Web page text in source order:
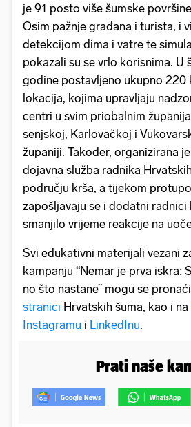
je 91 posto više šumske
Osim pažnje građana i turista, i
detekcijom dima i vatre te
pokazali su se vrlo korisnima. U
godine postavljeno ukupno 220
lokacija, kojima upravljaju
centri u svim priobalnim
senjskoj, Karlovačkoj i
županiji. Također, organizirana
dojavna služba radnika
području krša, a tijekom
zapošljavaju se i dodatni radnici
smanjilo vrijeme reakcije na
Svi edukativni materijali vezani
kampanju “Nemar je prva iskra:
no što nastane” mogu se
stranici Hrvatskih šuma, kao i na
Instagramu i LinkedInu.
Prati naše